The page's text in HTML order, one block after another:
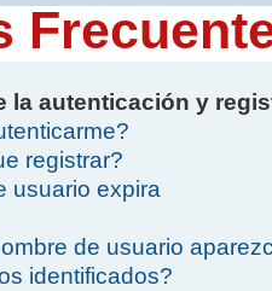
la autenticación y
registrar?
usuario expira
de usuario
identificados?